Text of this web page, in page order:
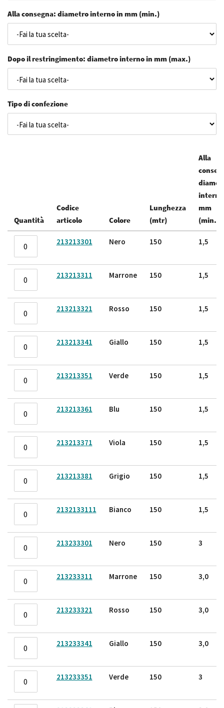
Alla consegna: diametro interno in mm (min.)
Dopo il restringimento: diametro interno in mm (max.)
Tipo di confezione
Elementi
prodotti
Quantità
Codice
articolo
Colore
Lunghezza
(mtr)
Alla
mm
(min.)
213213301 Nero 150 1,5
213213311 Marrone 150 1,5
213213321 Rosso 150 1,5
213213341 Giallo 150 1,5
213213351 Verde 150 1,5
213213361 Blu 150 1,5
213213371 Viola 150 1,5
213213381 Grigio 150 1,5
2132133111 Bianco 150 1,5
213233301 Nero 150 3
213233311 Marrone 150 3,0
213233321 Rosso 150 3,0
213233341 Giallo 150 3,0
213233351 Verde 150 3